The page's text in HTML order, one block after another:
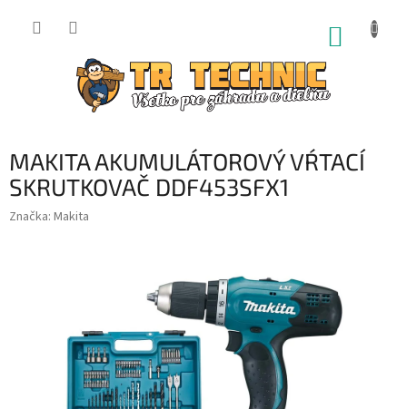
MAKITA AKUMULÁTOROVÝ VŔTACÍ
SKRUTKOVAČ DDF453SFX1
Značka: Makita